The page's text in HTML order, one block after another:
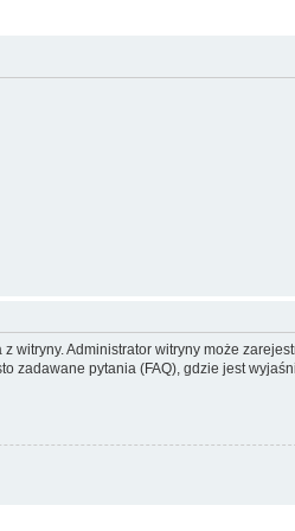
Administrator witryny może
zadawane pytania (FAQ), gdzie jest